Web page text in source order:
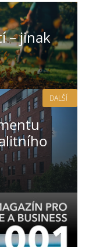
– jinak
DALŠÍ